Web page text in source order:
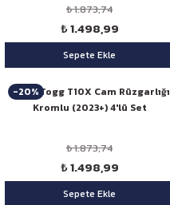
₺ 1.873,74
₺ 1.498,99
Sepete Ekle
-20%
Niken Togg T10X Cam Rüzgarlığı
Kromlu (2023+) 4'lü Set
₺ 1.873,74
₺ 1.498,99
Sepete Ekle